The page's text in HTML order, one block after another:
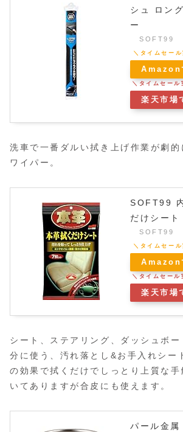
シュ ロン
ー
SOFT99
Amazon
楽天市場
洗車で一番ダルい拭き上げ作業が劇的
ワイパー。
SOFT99
だけシート
SOFT99
Amazon
楽天市場
シート、ステアリング、ダッシュボー
分に使う、汚れ落とし&お手入れシー
の効果で拭くだけでしっとり上質な手
いてありますが合皮にも使えます。
パール金属